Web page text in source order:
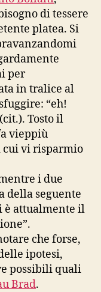
di tessere
platea. Si
per
in tralice al
“eh!
Tosto il
vieppiù
cui vi risparmio
i due
della seguente
è attualmente il
che forse,
ipotesi,
possibili quali
Brad.